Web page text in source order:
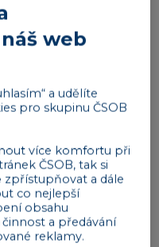
zůstatek – to
vyčerpaná rezerva
web
a udělíte
pro skupinu ČSOB
více komfortu při
ČSOB, tak si
a dále
co nejlepší
obsahu
a předávání
reklamy.